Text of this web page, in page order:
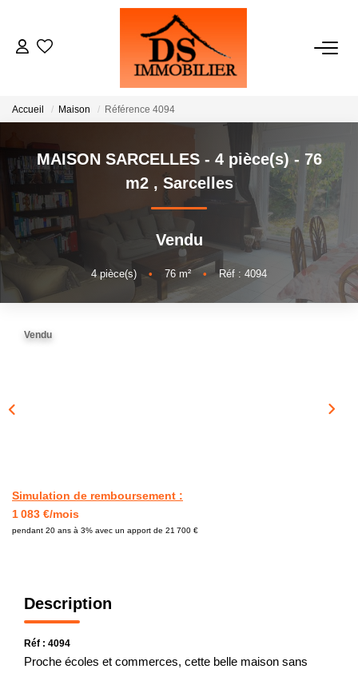
ACHATS
ESTIMATION
NOTRE AGENCE
Accueil Maison Référence 4094
MAISON SARCELLES - 4 pièce(s) - 76
m2 , Sarcelles
Vendu
4pièce(s) • 76 m² • Réf : 4094
Vendu
Simulation de remboursement :
1 083 €/mois
pendant 20 ans à 3% avec un apport de 21 700 €
Description
Réf : 4094
Proche écoles et commerces, cette belle maison sans